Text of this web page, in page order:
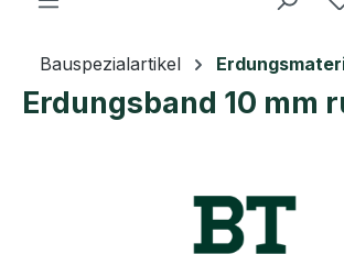
Bauspezialartikel
Erdungsband 10 mm
Bildergalerie überspringen